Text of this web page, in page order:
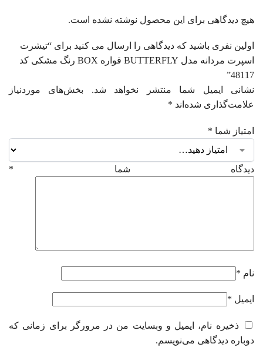
هیچ دیدگاهی برای این محصول نوشته نشده است.
اولین نفری باشید که دیدگاهی را ارسال می کنید برای “تیشرت
اسپرت مردانه مدل BUTTERFLY قواره BOX رنگ مشکی کد
48117”
نشانی ایمیل شما منتشر نخواهد شد.
بخش‌های موردنیاز
علامت‌گذاری شده‌اند *
امتیاز شما *
دیدگاه شما *
نام *
ایمیل *
ذخیره نام، ایمیل و وبسایت من در مرورگر برای زمانی که
دوباره دیدگاهی می‌نویسم.